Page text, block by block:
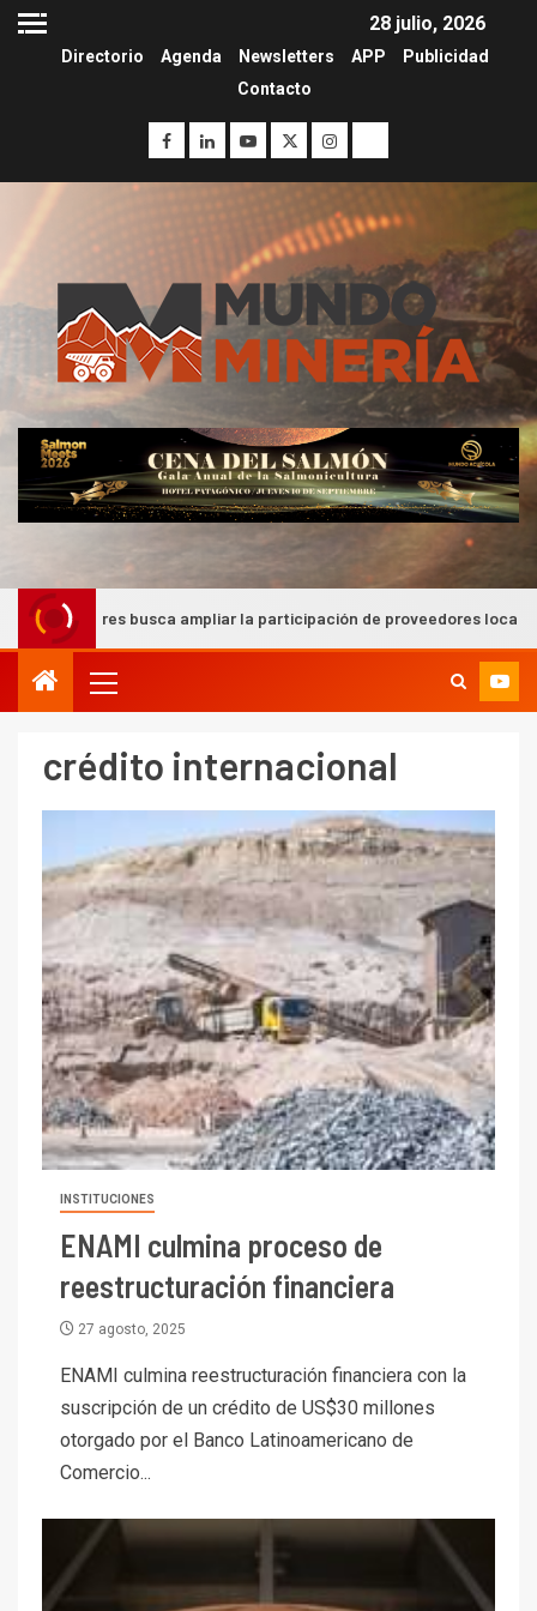
28 julio, 2026
Directorio Agenda Newsletters APP
Publicidad
Contacto
busca ampliar la participación de proveedores locales
crédito internacional
INSTITUCIONES
ENAMI culmina proceso de
reestructuración financiera
27 agosto, 2025
ENAMI culmina reestructuración financiera con la
suscripción de un crédito de US$30 millones
otorgado por el Banco Latinoamericano de
Comercio...
3
PIB minero impacta el
crecimiento regional: Banco
Central reporta resultados
Informe bimensual de
Cochilco: precio del cobre
alcanza máximos por escasez
Estudio revela cómo el precio
del cobre y educación superior
se relacionan en zonas
mineras